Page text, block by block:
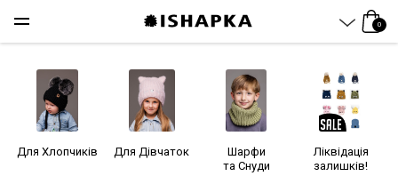
0
Для Хлопчиків Для Дівчаток
Шарфи
та Снуди
Ліквідація
залишків!